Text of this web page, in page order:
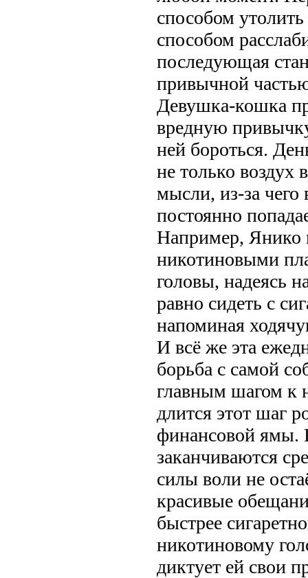
способом
способом
последующая
привычной
Девушка-кошка
вредную
ней бороться.
не только воздух
мысли, из-за чего
постоянно
Например, Янико
никотиновыми
головы, надеясь
равно сидеть с
напоминая
И всё же эта
борьба с самой
главным шагом к
длится этот шаг
финансовой ямы.
заканчиваются
силы воли не
красивые
быстрее
никотиновому
диктует ей свои